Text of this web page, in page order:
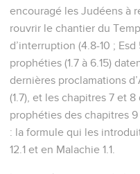
encouragé les Judéens à
rouvrir le chantier du
d’interruption (4.8-10 ; Esd
prophéties (1.7 à 6.15)
dernières proclamations
(1.7), et les chapitres 7 et 8
prophéties des chapitres 9
: la formule qui les
12.1 et en Malachie 1.1.